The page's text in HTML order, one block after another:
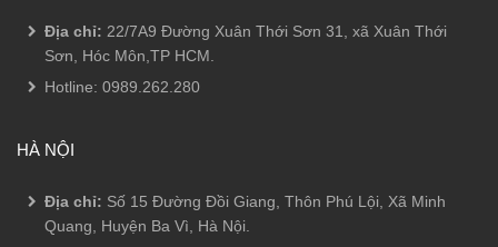
Địa chỉ: 22/7A9 Đường Xuân Thới Sơn 31, xã Xuân Thới
Sơn, Hóc Môn,TP HCM.
Hotline: 0989.262.280
HÀ NỘI
Địa chỉ: Số 15 Đường Đồi Giang, Thôn Phú Lội, Xã Minh
Quang, Huyện Ba Vì, Hà Nội.